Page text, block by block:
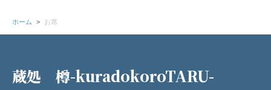
ホーム お席
蔵処 樽-kuradokoroTARU-